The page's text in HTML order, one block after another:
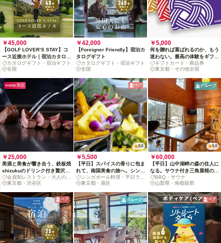
￥45,000
【GOLF LOVER’S STAY】コ
ース近接ホテル｜宿泊カタログ
ギフト
カタログギフト・宿泊ギフト
全国
￥42,000
【Foreigner Friendly】宿泊カ
タログギフト
カタログギフト・宿泊ギフト
全国
￥5,000
何を贈れば喜ばれるのか、もう
迷わない。最高の体験をギフト
カードで。
ギフトカード・商品券
東京都・その他全国
anatae 限定
￥25,000
美酒と美食が響き合う、鉄板焼
shizukuのドリンク付き贅沢デ
ィナーコース
会員制レストラン・大人の隠
れ家
東京都・渋谷区
ペア
3.0
￥5,500
【平日】スパイスの香りに包ま
れて、南国美食の旅へ。シンガ
ポール・ランチブッフェ
シンガポール料理・平日ラン
チブッフェ
東京都・港区
グループ
5.0
￥60,000
【平日】山中湖畔の森の住人に
なる。サウナ付き三角屋根の貸
切別荘体験
BBQ・サウナ
山梨県・南都留郡
ペア グループ ペア